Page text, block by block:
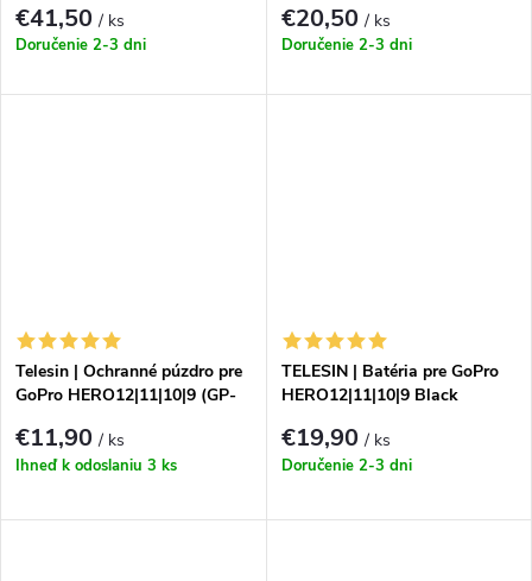
€41,50/ ks
Doručenie 2-3 dni
€20,50/ ks
Doručenie 2-3 dni
Telesin | Ochranné púzdro pre
GoPro HERO12|11|10|9 (GP-
€11,90/ ks
Ihneď k odoslaniu 3 ks
TELESIN | Batéria pre GoPro
HERO12|11|10|9 Black
€19,90/ ks
Doručenie 2-3 dni